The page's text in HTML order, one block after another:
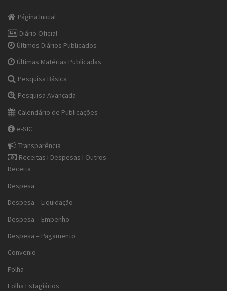
Página Inicial
Diário Oficial
Últimos Diários Publicados
Últimas Matérias Publicadas
Pesquisa Básica
Pesquisa Avançada
Calendário de Publicações
e-SIC
Transparência
Receitas I Despesas I Outros
Receita
Despesa
Despesa – Liquidação
Despesa – Empenho
Despesa – Pagamento
Convenio
Folha
Folha Estagiários